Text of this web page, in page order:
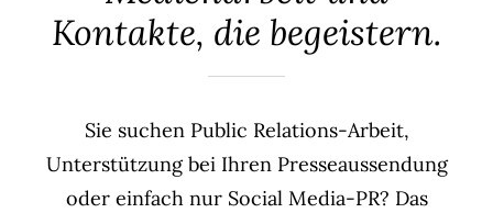
Kontakt
Kontakte, die begeistern.
Sie suchen Public Relations-Arbeit,
Unterstützung bei Ihren Presseaussendung
oder einfach nur Social Media-PR? Das